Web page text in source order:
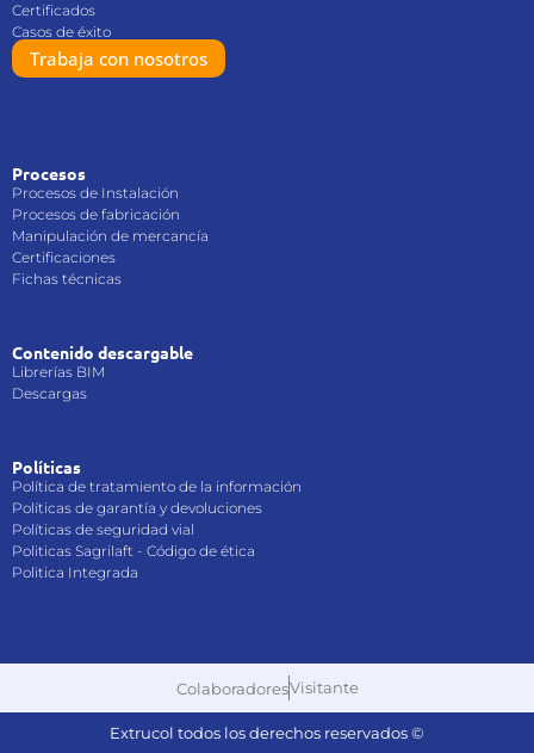
Certificados
Casos de éxito
Trabaja con nosotros
Procesos
Procesos de Instalación
Procesos de fabricación
Manipulación de mercancía
Certificaciones
Fichas técnicas
Contenido descargable
Librerías BIM
Descargas
Políticas
Política de tratamiento de la información
Políticas de garantía y devoluciones
Políticas de seguridad vial
Politicas Sagrilaft - Código de ética
Politica Integrada
ColaboradoresVisitante
Extrucol todos los derechos reservados ©